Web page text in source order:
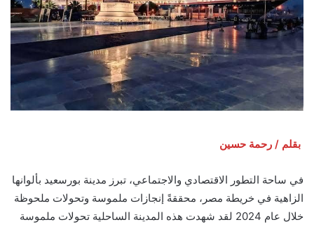
بقلم / رحمة حسين
في ساحة التطور الاقتصادي والاجتماعي، تبرز مدينة بورسعيد بألوانها
الزاهية في خريطة مصر، محققةً إنجازات ملموسة وتحولات ملحوظة
خلال عام 2024 لقد شهدت هذه المدينة الساحلية تحولات ملموسة